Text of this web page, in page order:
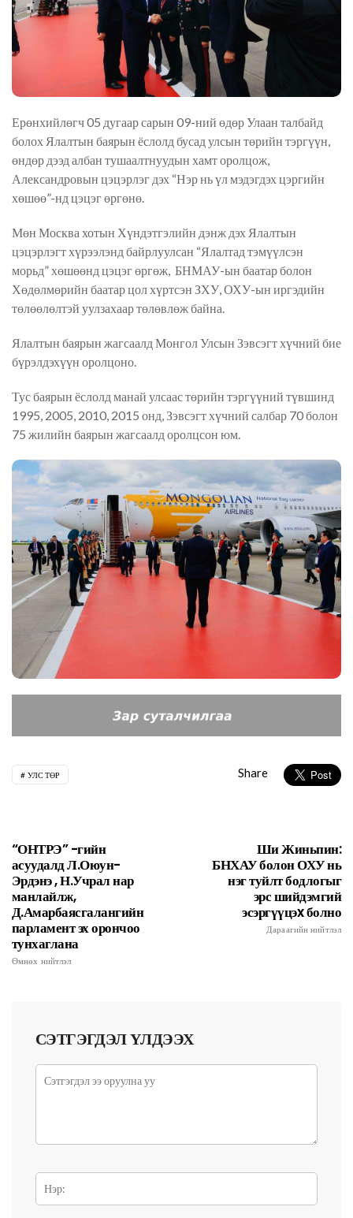
Ерөнхийлөгч 05 дугаар сарын 09-ний өдөр Улаан талбайд
болох Ялалтын баярын ёслолд бусад улсын төрийн тэргүүн,
өндөр дээд албан тушаалтнуудын хамт оролцож,
Александровын цэцэрлэг дэх “Нэр нь үл мэдэгдэх цэргийн
хөшөө”-нд цэцэг өргөнө.
Мөн Москва хотын Хүндэтгэлийн дэнж дэх Ялалтын
цэцэрлэгт хүрээлэнд байрлуулсан “Ялалтад тэмүүлсэн
морьд” хөшөөнд цэцэг өргөж, БНМАУ-ын баатар болон
Хөдөлмөрийн баатар цол хүртсэн ЗХУ, ОХУ-ын иргэдийн
төлөөлөлтэй уулзахаар төлөвлөж байна.
Ялалтын баярын жагсаалд Монгол Улсын Зэвсэгт хүчний бие
бүрэлдэхүүн оролцоно.
Тус баярын ёслолд манай улсаас төрийн тэргүүний түвшинд
1995, 2005, 2010, 2015 онд, Зэвсэгт хүчний салбар 70 болон
75 жилийн баярын жагсаалд оролцсон юм.
УЛС ТӨР Share
“ОНТРЭ” -гийн
асуудалд Л.Оюун-
Эрдэнэ , Н.Учрал нар
манлайлж,
Д.Амарбаясгалангийн
парламент эх орончоо
тунхаглана
Өмнөх нийтлэл
Ши Жиньпин:
БНХАУ болон ОХУ нь
нэг туйлт бодлогыг
эрс шийдэмгий
эсэргүүцэx болно
Дараагийн нийтлэл
СЭТГЭГДЭЛ ҮЛДЭЭХ